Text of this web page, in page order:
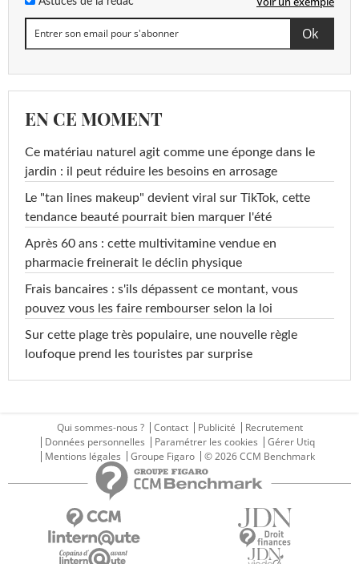
EN CE MOMENT
Ce matériau naturel agit comme une éponge dans le
jardin : il peut réduire les besoins en arrosage
Le "tan lines makeup" devient viral sur TikTok, cette
tendance beauté pourrait bien marquer l'été
Après 60 ans : cette multivitamine vendue en
pharmacie freinerait le déclin physique
Frais bancaires : s'ils dépassent ce montant, vous
pouvez vous les faire rembourser selon la loi
Sur cette plage très populaire, une nouvelle règle
loufoque prend les touristes par surprise
Qui sommes-nous ? Contact Publicité
Recrutement
Données personnelles
Paramétrer les cookies
Gérer Utiq
Mentions légales
Groupe Figaro © 2026 CCM Benchmark